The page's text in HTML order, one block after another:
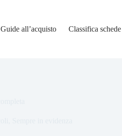
Guide all’acquisto
Classifica